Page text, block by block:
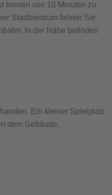
binnen von 10 Minuten zu
Stadtzentrum fahren Sie
In der Nähe befinden
Ein kleiner Spielplatz
dem Gebäude.